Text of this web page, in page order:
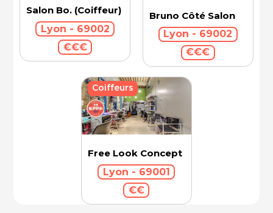
Salon Bo. (Coiffeur)
Lyon - 69002
€€€
Bruno Côté Salon
Lyon - 69002
€€€
Free Look Concept
Lyon - 69001
€€
Coiffeurs